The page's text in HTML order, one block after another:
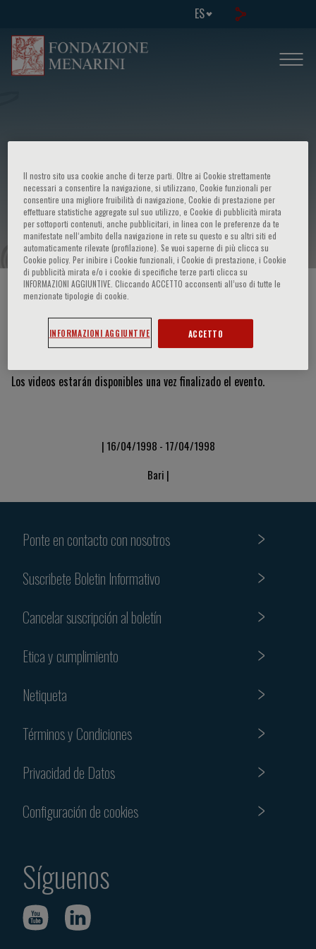
ES
The Menarini series on cardiovascular
diseases Advances in coronary artery
disease
HOME PAGE / CURSOS Y EVENTOS
Vídeos y diapositivas
Los videos estarán disponibles una vez finalizado el evento.
| 16/04/1998 - 17/04/1998
Bari |
Ponte en contacto con nosotros
Suscribete Boletin Informativo
Cancelar suscripción al boletín
Etica y cumplimiento
Netiqueta
Términos y Condiciones
Privacidad de Datos
Configuración de cookies
Síguenos
Il nostro sito usa cookie anche di terze parti. Oltre ai Cookie strettamente
necessari a consentire la navigazione, si utilizzano, Cookie funzionali per
consentire una migliore fruibilità di navigazione, Cookie di prestazione per
effettuare statistiche aggregate sul suo utilizzo, e Cookie di pubblicità mirata
per sottoporti contenuti, anche pubblicitari, in linea con le preferenze da te
manifestate nell‘ambito della navigazione in rete su questo e su altri siti ed
automaticamente rilevate (profilazione). Se vuoi saperne di più clicca su
Cookie policy. Per inibire i Cookie funzionali, i Cookie di prestazione, i Cookie
di pubblicità mirata e/o i cookie di specifiche terze parti clicca su
INFORMAZIONI AGGIUNTIVE. Cliccando ACCETTO acconsenti all’uso di tutte le
menzionate tipologie di cookie.
INFORMAZIONI AGGIUNTIVE ACCETTO